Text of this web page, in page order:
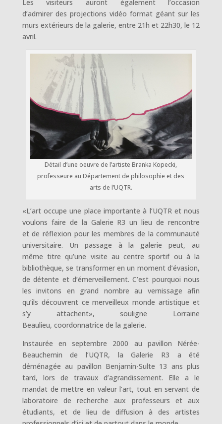
Les visiteurs auront également l’occasion
d’admirer des projections vidéo format géant sur les
murs extérieurs de la galerie, entre 21h et 22h30, le 12
avril.
Détail d’une oeuvre de l’artiste Branka Kopecki,
professeure au Département de philosophie et des
arts de l’UQTR.
«L’art occupe une place importante à l’UQTR et nous
voulons faire de la Galerie R3 un lieu de rencontre
et de réflexion pour les membres de la communauté
universitaire. Un passage à la galerie peut, au
même titre qu’une visite au centre sportif ou à la
bibliothèque, se transformer en un moment d’évasion,
de détente et d’émerveillement. C’est pourquoi nous
les invitons en grand nombre au vernissage afin
qu’ils découvrent ce merveilleux monde artistique et
s’y attachent», souligne Lorraine
Beaulieu, coordonnatrice de la galerie.
Instaurée en septembre 2000 au pavillon Nérée-
Beauchemin de l’UQTR, la Galerie R3 a été
déménagée au pavillon Benjamin-Sulte 13 ans plus
tard, lors de travaux d’agrandissement. Elle a le
mandat de mettre en valeur l’art, tout en servant de
laboratoire de recherche aux professeurs et aux
étudiants, et de lieu de diffusion à des artistes